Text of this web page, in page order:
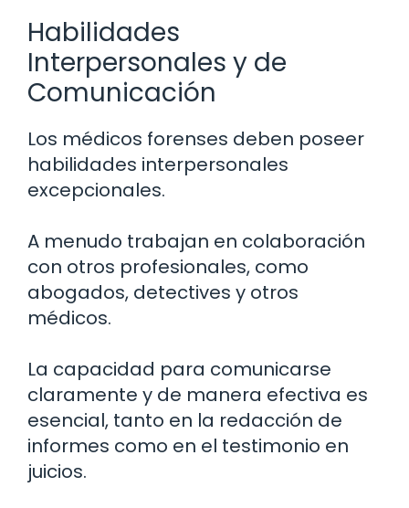
Habilidades
Interpersonales y de
Comunicación
Los médicos forenses deben poseer
habilidades interpersonales
excepcionales.
A menudo trabajan en colaboración
con otros profesionales, como
abogados, detectives y otros
médicos.
La capacidad para comunicarse
claramente y de manera efectiva es
esencial, tanto en la redacción de
informes como en el testimonio en
juicios.